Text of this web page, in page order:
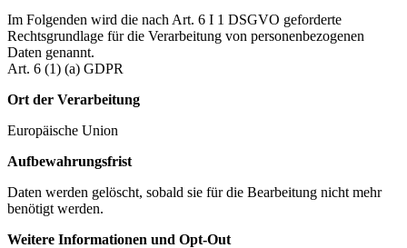
Im Folgenden wird die nach Art. 6 I 1 DSGVO geforderte
Rechtsgrundlage für die Verarbeitung von personenbezogenen
Daten genannt.
Art. 6 (1) (a) GDPR
Ort der Verarbeitung
Europäische Union
Aufbewahrungsfrist
Daten werden gelöscht, sobald sie für die Bearbeitung nicht mehr
benötigt werden.
Weitere Informationen und Opt-Out